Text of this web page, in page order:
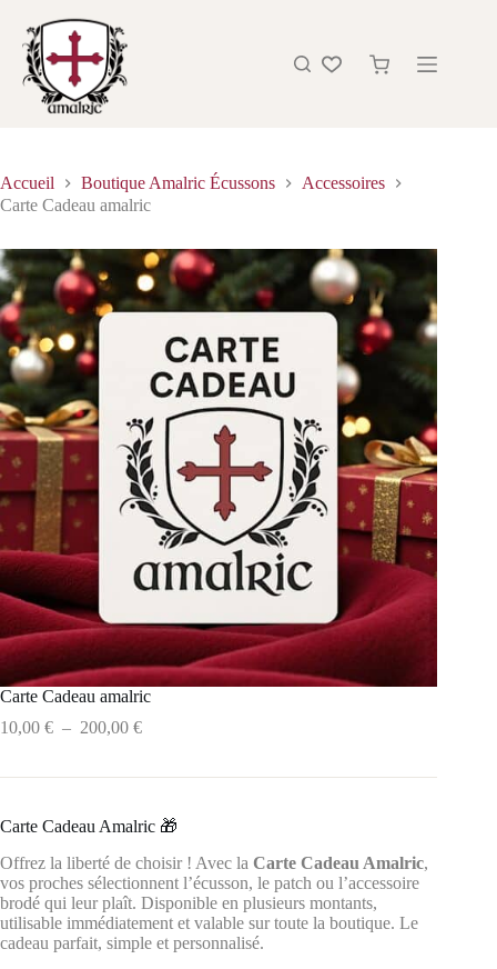
Accueil Boutique Amalric Écussons
Accessoires
Carte Cadeau amalric
Carte Cadeau amalric
10,00 € – 200,00 €
Carte Cadeau Amalric 🎁
Offrez la liberté de choisir ! Avec la Carte Cadeau Amalric,
vos proches sélectionnent l’écusson, le patch ou l’accessoire
brodé qui leur plaît. Disponible en plusieurs montants,
utilisable immédiatement et valable sur toute la boutique. Le
cadeau parfait, simple et personnalisé.